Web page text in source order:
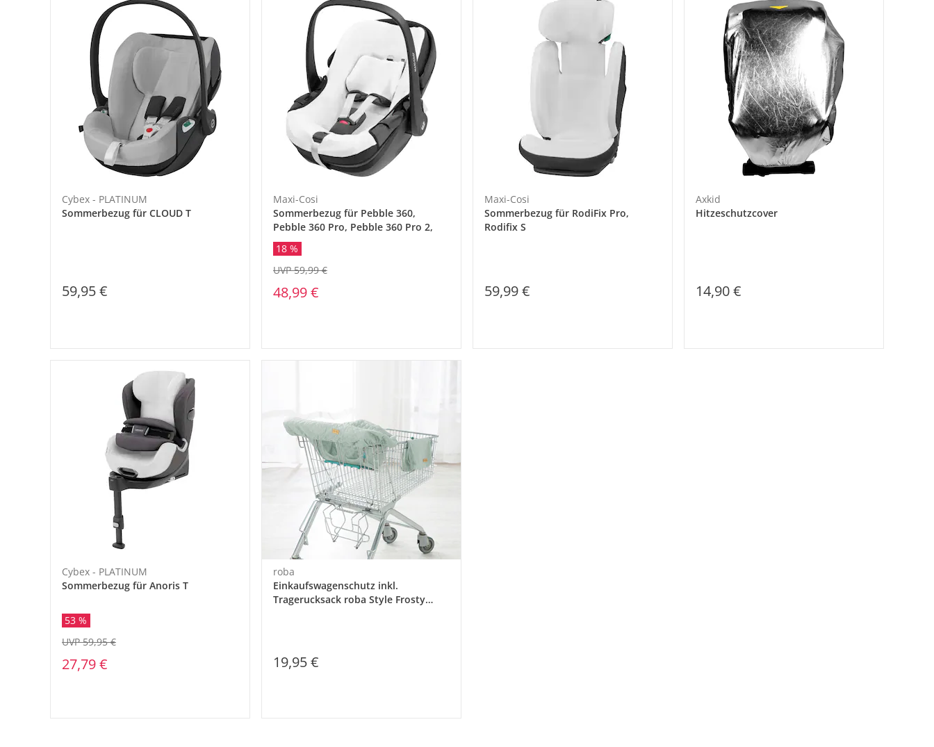
Cybex - PLATINUM
Sommerbezug für CLOUD T
59,95 €
Maxi-Cosi
Sommerbezug für Pebble 360,
Pebble 360 Pro, Pebble 360 Pro 2,
18 %
48,99 €
UVP 59,99 €
Maxi-Cosi
Sommerbezug für RodiFix Pro,
Rodifix S
59,99 €
Axkid
Hitzeschutzcover
14,90 €
Cybex - PLATINUM
Sommerbezug für Anoris T
53 %
27,79 €
UVP 59,95 €
roba
Einkaufswagenschutz inkl.
Tragerucksack roba Style Frosty
19,95 €